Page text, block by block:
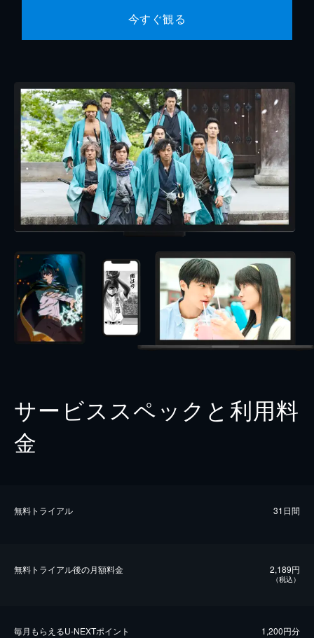
今すぐ観る
サービススペックと利用料
金
無料トライアル 31日間
無料トライアル後の⽉額料金 2,189円
（税込）
毎⽉もらえるU-NEXTポイント 1,200円分